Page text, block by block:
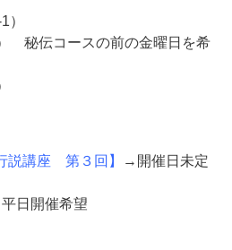
秘伝コースの前の金曜日を希
説講座 第３回】
→開催日未定
日開催希望